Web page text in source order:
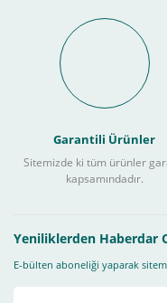
Garantili Ürünler
Sitemizde ki tüm ürünler
kapsamındadır.
Yeniliklerden Haberdar
E-bülten aboneliği yaparak